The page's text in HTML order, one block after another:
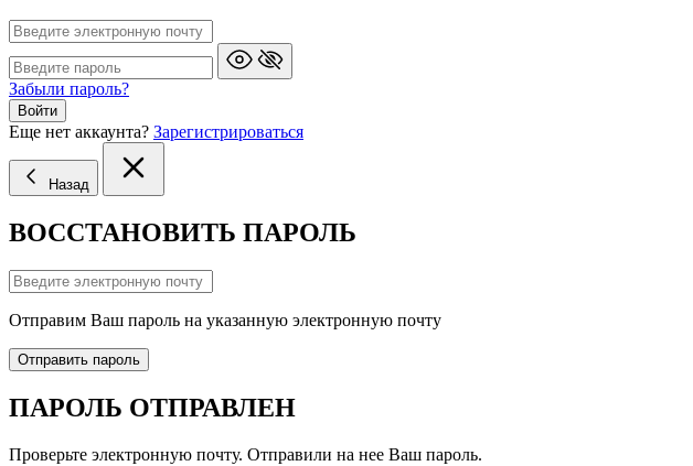
Забыли пароль?
Войти
Еще нет аккаунта? Зарегистрироваться
Назад
ВОССТАНОВИТЬ ПАРОЛЬ
Отправим Ваш пароль на указанную электронную почту
Отправить пароль
ПАРОЛЬ ОТПРАВЛЕН
Проверьте электронную почту. Отправили на нее Ваш пароль.